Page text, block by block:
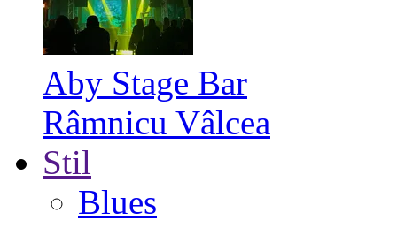
Aby Stage Bar
Râmnicu Vâlcea
Stil
Blues